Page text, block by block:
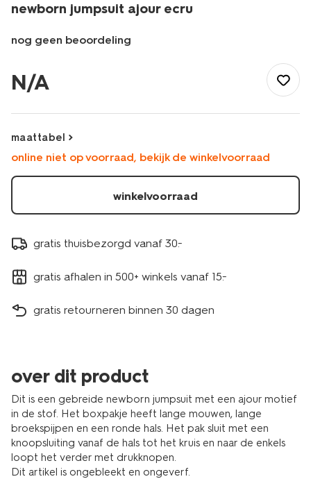
newborn jumpsuit ajour ecru
nog geen beoordeling
jumpsuit-
ajour-
1000032582.html
N/A
maattabel
online niet op voorraad, bekijk de winkelvoorraad
winkelvoorraad
gratis thuisbezorgd vanaf 30.-
gratis afhalen in 500+ winkels vanaf 15.-
gratis retourneren binnen 30 dagen
over dit product
Dit is een gebreide newborn jumpsuit met een ajour motief
in de stof. Het boxpakje heeft lange mouwen, lange
broekspijpen en een ronde hals. Het pak sluit met een
knoopsluiting vanaf de hals tot het kruis en naar de enkels
loopt het verder met drukknopen.
Dit artikel is ongebleekt en ongeverf.